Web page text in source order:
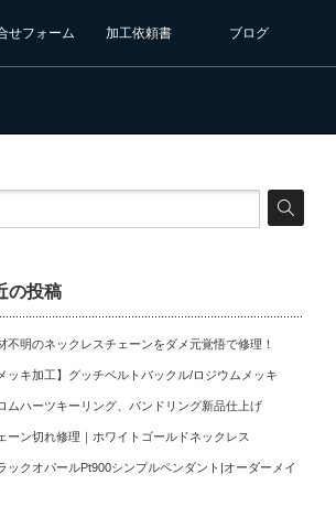
せフォーム 加工依頼書 ブログ
の投稿
不明のネックレスチェーンをダメ元覚悟で修理！
メッキ加工】グッチベルトバックル/ロジウムメッキ
ムハーツキーリング、バンドリング新品仕上げ
ーン切れ修理｜ホワイトゴールドネックレス
ックオパールPt900シンプルペンダント|オーダーメイ